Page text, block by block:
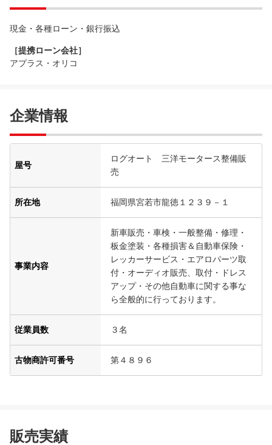
現金・各種ローン・銀行振込
［提携ローン会社］
アプラス・オリコ
企業情報
屋号
ログオート 三洋モータース整備販
売
所在地 福岡県宮若市龍徳１２３９－１
事業内容
新車販売・車検・一般整備・修理・
板金塗装・各種損害＆自動車保険・
レッカーサービス・エアロパーツ取
付・オーディオ販売、取付・ドレス
アップ・その他自動車に関する事な
ら全般的に行っております。
従業員数 ３名
古物商許可番号 第４８９６
販売実績